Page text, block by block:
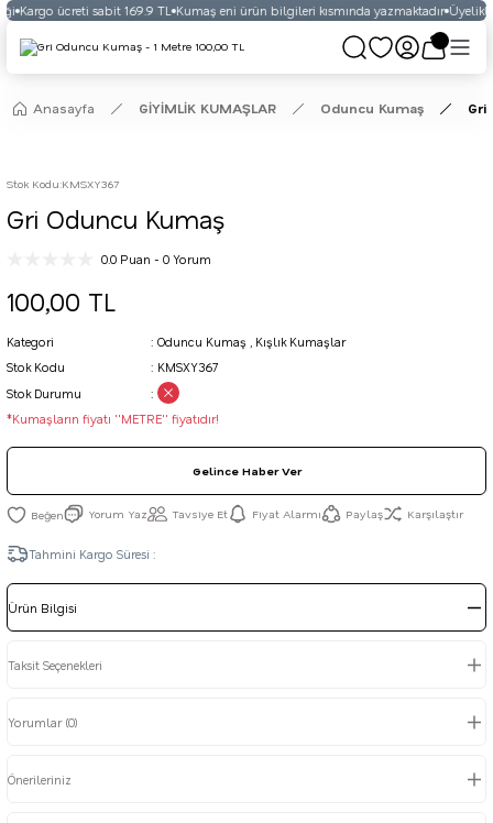
Kargo ücreti sabit 169.9 TL Kumaş eni ürün bilgileri kısmında yazmaktadır Üyelikli
Anasayfa GİYİMLİK KUMAŞLAR Oduncu Kumaş Gri
Stok Kodu:KMSXY367
Gri Oduncu Kumaş
0.0 Puan - 0 Yorum
100,00 TL
Kategori Oduncu Kumaş , Kışlık Kumaşlar
Stok Kodu
KMSXY367
Stok Durumu
*Kumaşların fiyatı ''METRE'' fiyatıdır!
Gelince Haber Ver
Yorum Yaz Tavsiye Et Fiyat Alarmı Paylaş Karşılaştır
Tahmini Kargo Süresi :
Ürün Bilgisi
Taksit Seçenekleri
Yorumlar (0)
Önerileriniz